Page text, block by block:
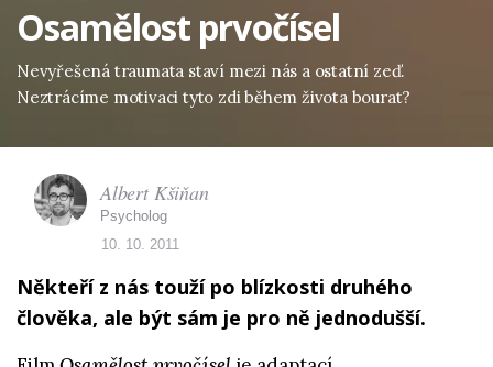
Osamělost prvočísel
Nevyřešená traumata staví mezi nás a ostatní zeď.
Neztrácíme motivaci tyto zdi během života bourat?
Někteří z nás touží po blízkosti druhého
člověka, ale být sám je pro ně jednodušší.
Albert Kšiňan
Psycholog
10. 10. 2011